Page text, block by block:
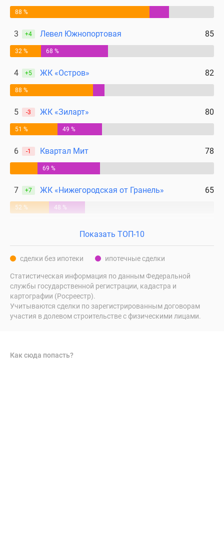
88 %
3 +4 Левел Южнопортовая 85
32 % 68 %
4 +5 ЖК «Остров» 82
88 %
5 -3 ЖК «Зиларт» 80
51 % 49 %
6 -1 Квартал Мит 78
69 %
7 +7 ЖК «Нижегородская от Гранель» 65
52 % 48 %
Показать ТОП-10
сделки без ипотеки ипотечные сделки
Статистическая информация по данным Федеральной
службы государственной регистрации, кадастра и
картографии (Росреестр).
Учитываются сделки по зарегистрированным договорам
участия в долевом строительстве с физическими лицами.
Как сюда попасть?